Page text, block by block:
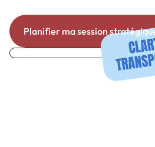
Planifier ma session